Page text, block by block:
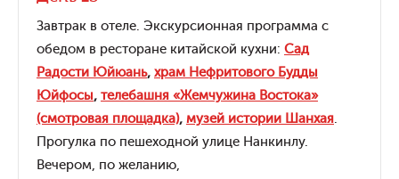
Завтрак в отеле. Экскурсионная программа с
обедом в ресторане китайской кухни: Сад
Радости Юйюань, храм Нефритового Будды
Юйфосы, телебашня «Жемчужина Востока»
(смотровая площадка), музей истории Шанхая.
Прогулка по пешеходной улице Нанкинлу.
Вечером, по желанию,